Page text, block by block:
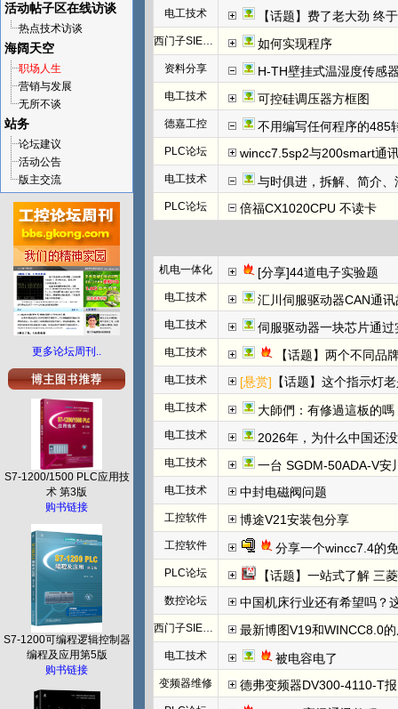
活动帖子区在线访谈
热点技术访谈
海阔天空
职场人生
营销与发展
无所不谈
站务
论坛建议
活动公告
版主交流
更多论坛周刊..
S7-1200/1500 PLC应用技
术 第3版
购书链接
S7-1200可编程逻辑控制器
编程及应用第5版
购书链接
电工技术 【话题】费了老大劲 终于
西门子SIEMENS 如何实现程序
资料分享 H-TH壁挂式温湿度传感
电工技术 可控硅调压器方框图
德嘉工控 不用编写任何程序的485
PLC论坛 wincc7.5sp2与200smart通
电工技术 与时俱进，拆解、简介
PLC论坛 倍福CX1020CPU 不读卡
机电一体化 [分享]44道电子实验题
电工技术 汇川伺服驱动器CAN通讯
电工技术 伺服驱动器一块芯片通
电工技术 【话题】两个不同品
电工技术 [悬赏] 【话题】这个指示灯
电工技术 大師們：有修過這板的
电工技术 2026年，为什么中国还
电工技术 一台 SGDM-50ADA-V安
电工技术 中封电磁阀问题
工控软件 博途V21安装包分享
工控软件 分享一个wincc7.4的
PLC论坛 【话题】一站式了解 三菱FX5U
数控论坛 中国机床行业还有希望吗？
西门子SIEMENS 最新博图V19和WINCC8.0
电工技术 被电容电了
变频器维修 德弗变频器DV300-4110-T报NFF故